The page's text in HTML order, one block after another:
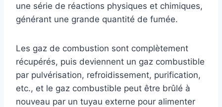
une série de réactions physiques et chimiques,
générant une grande quantité de fumée.
Les gaz de combustion sont complètement
récupérés, puis deviennent un gaz combustible
par pulvérisation, refroidissement, purification,
etc., et le gaz combustible peut être brûlé à
nouveau par un tuyau externe pour alimenter